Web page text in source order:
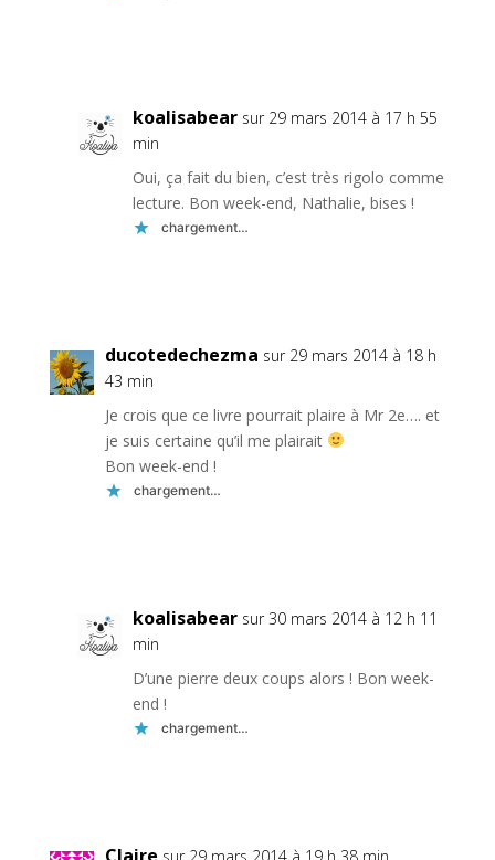
koalisabear sur 29 mars 2014 à 17 h 55
min
Oui, ça fait du bien, c’est très rigolo comme
lecture. Bon week-end, Nathalie, bises !
chargement…
ducotedechezma sur 29 mars 2014 à 18 h
43 min
Je crois que ce livre pourrait plaire à Mr 2e…. et
je suis certaine qu’il me plairait
Bon week-end !
chargement…
koalisabear sur 30 mars 2014 à 12 h 11
min
D’une pierre deux coups alors ! Bon week-
end !
chargement…